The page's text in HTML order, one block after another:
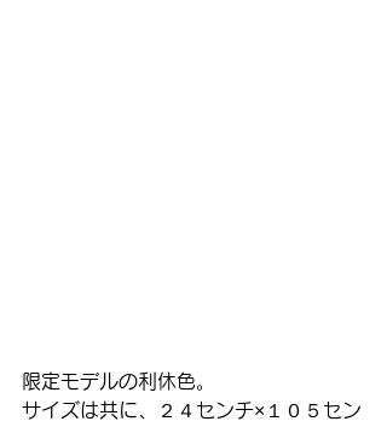
限定モデルの利休色。
サイズは共に、２４センチ×１０５セン